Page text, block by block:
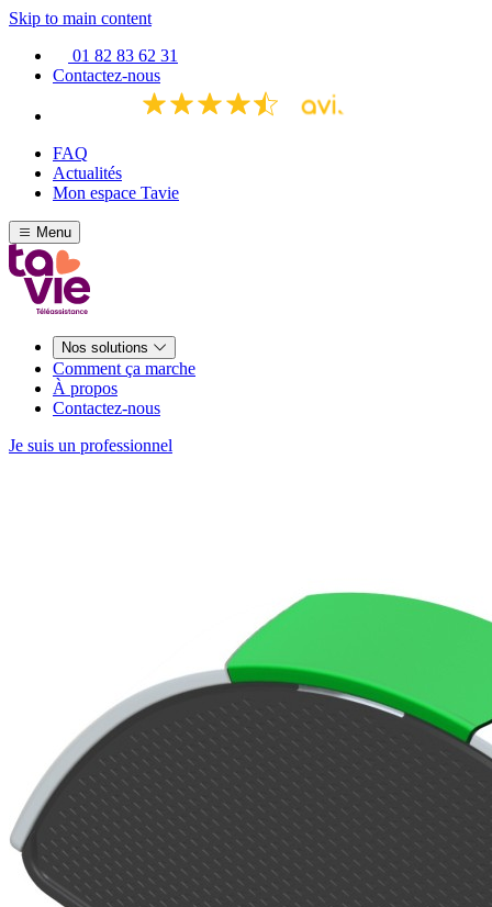
Skip to main content
01 82 83 62 31
Contactez-nous
FAQ
Actualités
Mon espace Tavie
Menu
Nos solutions
Comment ça marche
À propos
Contactez-nous
Je suis un professionnel